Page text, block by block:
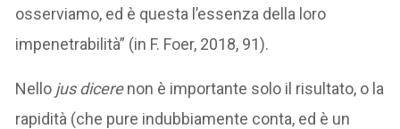
osserviamo, ed è questa l’essenza della loro
impenetrabilità” (in F. Foer, 2018, 91).
Nello jus dicerenon è importante solo il risultato, o la
rapidità (che pure indubbiamente conta, ed è un